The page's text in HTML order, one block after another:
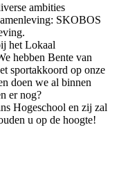
ambities
SKOBOS
het Lokaal
hebben Bente van
sportakkoord op onze
doen we al binnen
er nog?
Hogeschool en zij zal
u op de hoogte!